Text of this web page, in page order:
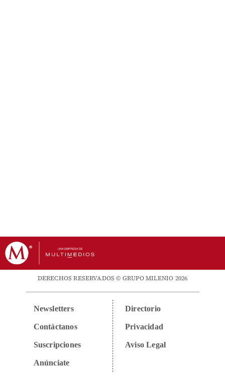
DERECHOS RESERVADOS © GRUPO MILENIO 2026
Newsletters
Contáctanos
Suscripciones
Anúnciate
Directorio
Privacidad
Aviso Legal